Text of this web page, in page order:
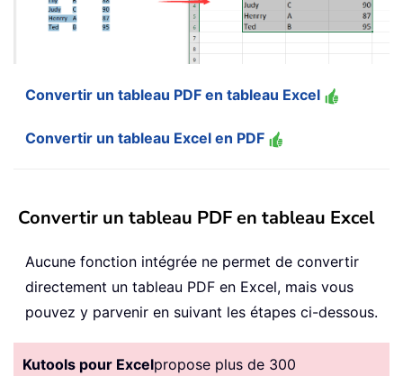
Convertir un tableau PDF en tableau Excel
Convertir un tableau Excel en PDF
Convertir un tableau PDF en tableau Excel
Aucune fonction intégrée ne permet de convertir
directement un tableau PDF en Excel, mais vous
pouvez y parvenir en suivant les étapes ci-dessous.
Kutools pour Excelpropose plus de 300